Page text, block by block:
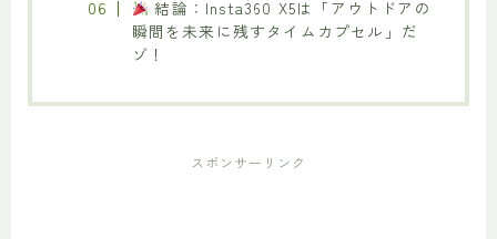
結論：Insta360 X5は「アウトドアの
瞬間を未来に残すタイムカプセル」だ
ゾ！
スポンサーリンク